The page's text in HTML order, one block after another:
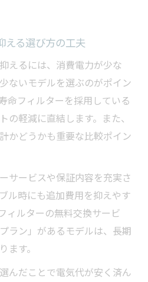
える選び方の工夫
えるには、消費電力が少な
ないモデルを選ぶのがポイン
命フィルターを採用している
の軽減に直結します。また、
かどうかも重要な比較ポイン
サービスや保証内容を充実さ
ル時にも追加費用を抑えやす
ィルターの無料交換サービ
ラン」があるモデルは、長期
ます。
んだことで電気代が安く済ん